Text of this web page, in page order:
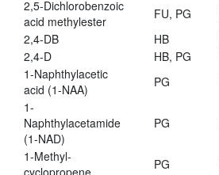
2,5-Dichlorobenzoic
acid methylester
FU, PG
2,4-DB
HB
2,4-D
HB, PG
1-Naphthylacetic
acid (1-NAA)
PG
1-
Naphthylacetamide
(1-NAD)
PG
1-Methyl-
PG